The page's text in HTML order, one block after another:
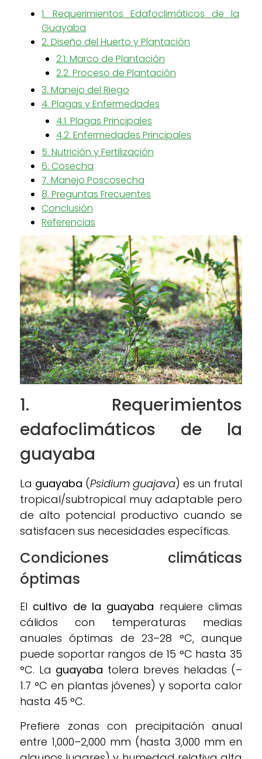
1. Requerimientos Edafoclimáticos de la
Guayaba
2. Diseño del Huerto y Plantación
2.1. Marco de Plantación
2.2. Proceso de Plantación
3. Manejo del Riego
4. Plagas y Enfermedades
4.1. Plagas Principales
4.2. Enfermedades Principales
5. Nutrición y Fertilización
6. Cosecha
7. Manejo Poscosecha
8. Preguntas Frecuentes
Conclusión
Referencias
1. Requerimientos
edafoclimáticos de la
guayaba
La guayaba (Psidium guajava) es un frutal
tropical/subtropical muy adaptable pero
de alto potencial productivo cuando se
satisfacen sus necesidades específicas.
Condiciones climáticas
óptimas
El cultivo de la guayaba requiere climas
cálidos con temperaturas medias
anuales óptimas de 23–28 °C, aunque
puede soportar rangos de 15 °C hasta 35
°C. La guayaba tolera breves heladas (–
1.7 °C en plantas jóvenes) y soporta calor
hasta 45 °C.
Prefiere zonas con precipitación anual
entre 1,000–2,000 mm (hasta 3,000 mm en